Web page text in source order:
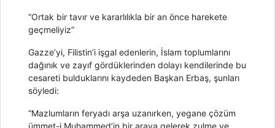
“Ortak bir tavır ve kararlılıkla bir an önce harekete
geçmeliyiz”
Gazze’yi, Filistin’i işgal edenlerin, İslam toplumlarını
dağınık ve zayıf gördüklerinden dolayı kendilerinde bu
cesareti bulduklarını kaydeden Başkan Erbaş, şunları
söyledi:
“Mazlumların feryadı arşa uzanırken, yegane çözüm
ümmet-i Muhammed’in bir araya gelerek zulme ve